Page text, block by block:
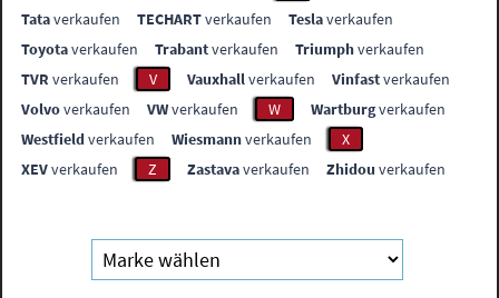
Tataverkaufen TECHARTverkaufen Teslaverkaufen
Toyotaverkaufen Trabantverkaufen Triumphverkaufen
TVR verkaufen V Vauxhallverkaufen Vinfastverkaufen
Volvoverkaufen VWverkaufen W Wartburgverkaufen
Westfieldverkaufen Wiesmannverkaufen
X
XEVverkaufen Z Zastavaverkaufen Zhidou verkaufen